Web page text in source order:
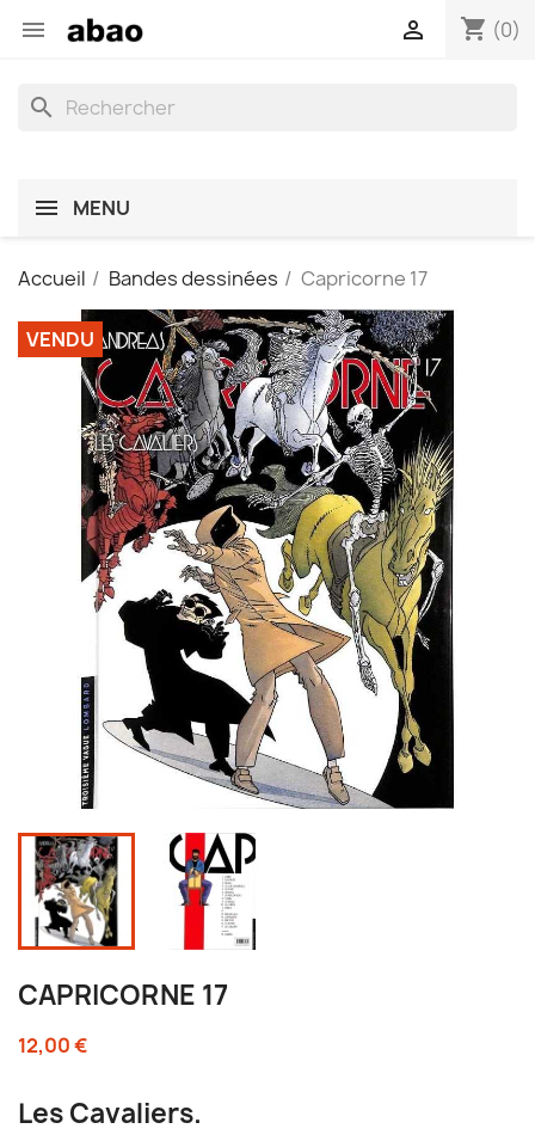
 shopping_cart (0)

search
MENU
Accueil Bandes dessinées Capricorne 17
VENDU
CAPRICORNE 17
12,00 €
Les Cavaliers.